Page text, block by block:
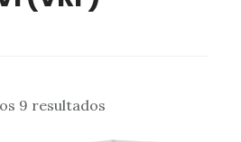
9 resultadosSorted